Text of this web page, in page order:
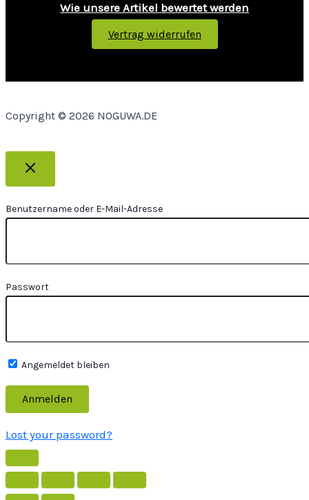
Wie unsere Artikel bewertet werden
Vertrag widerrufen
Copyright © 2026 NOGUWA.DE
Benutzername oder E-Mail-Adresse
Passwort
Angemeldet bleiben
Lost your password?